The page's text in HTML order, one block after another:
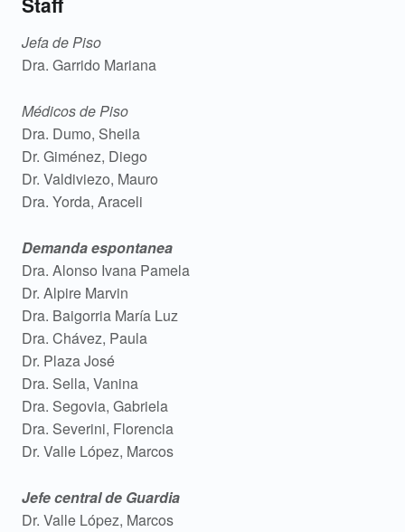
Jefa de Piso
Dra. Garrido Mariana
Médicos de Piso
Dra. Dumo, Sheila
Dr. Giménez, Diego
Dr. Valdiviezo, Mauro
Dra. Yorda, Araceli
Demanda espontanea
Dra. Alonso Ivana Pamela
Dr. Alpire Marvin
Dra. Baigorria María Luz
Dra. Chávez, Paula
Dr. Plaza José
Dra. Sella, Vanina
Dra. Segovia, Gabriela
Dra. Severini, Florencia
Dr. Valle López, Marcos
Jefe central de Guardia
Dr. Valle López, Marcos